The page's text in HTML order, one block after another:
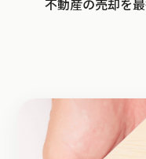
不動産の売却を